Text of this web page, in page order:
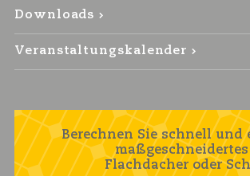
Downloads
Veranstaltungskalender
Berechnen Sie schnell und
Flachdacher oder